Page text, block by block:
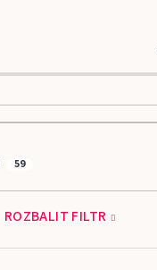
59
ROZBALIT FILTR